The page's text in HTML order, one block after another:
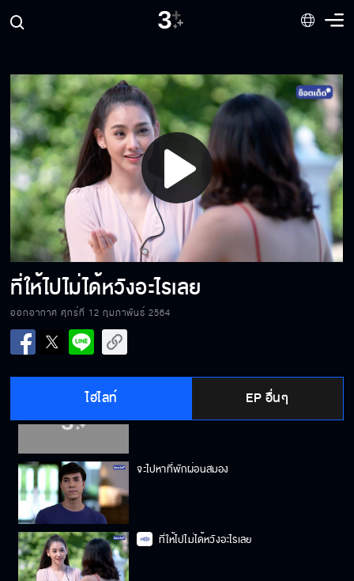
Play
Video
ที่ให้ไปไม่ได้หวังอะไรเลย
ออกอากาศ ศุกร์ที่ 12 กุมภาพันธ์ 2564
ไฮไลท์ EP อื่นๆ
เดี๋ยวแม่จ่ายค่าปรับให้เอง
ฉันไม่หนีไปไหนหรอก...ฉันเหนื่อย
แอบดูอะไร
คุณไม่ได้น่ากลัวแบบที่พยายามทำอยู่
จะไปหาที่พักผ่อนสมอง
ที่ให้ไปไม่ได้หวังอะไรเลย